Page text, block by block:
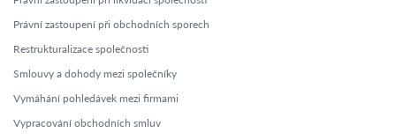
Právní zastoupení při obchodních sporech
Restrukturalizace společnosti
Smlouvy a dohody mezi společníky
Vymáhání pohledávek mezi firmami
Vypracování obchodních smluv